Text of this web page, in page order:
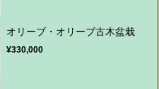
オリーブ・オリーブ古木盆栽
¥330,000